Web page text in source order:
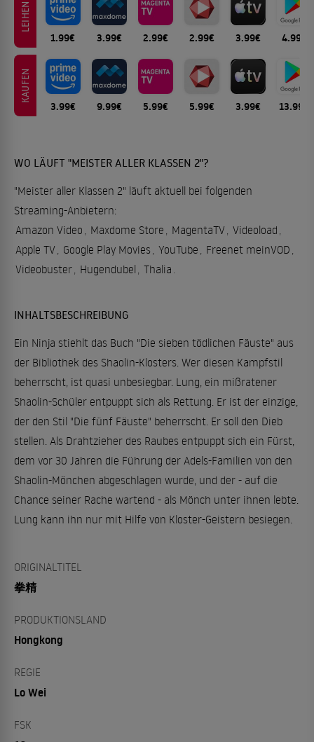
LEIHEN
1.99€ 3.99€ 2.99€ 2.99€ 3.99€ 4.99€
KAUFEN
3.99€ 9.99€ 5.99€ 5.99€ 3.99€ 13.99€
WO LÄUFT "MEISTER ALLER KLASSEN 2"?
"Meister aller Klassen 2" läuft aktuell bei folgenden
Streaming-Anbietern:
Amazon Video , Maxdome Store , MagentaTV, Videoload ,
Apple TV, Google Play Movies, YouTube , Freenet meinVOD ,
Videobuster, Hugendubel , Thalia .
INHALTSBESCHREIBUNG
Ein Ninja stiehlt das Buch "Die sieben tödlichen Fäuste" aus
der Bibliothek des Shaolin-Klosters. Wer diesen Kampfstil
beherrscht, ist quasi unbesiegbar. Lung, ein mißratener
Shaolin-Schüler entpuppt sich als Rettung. Er ist der einzige,
der den Stil "Die fünf Fäuste" beherrscht. Er soll den Dieb
stellen. Als Drahtzieher des Raubes entpuppt sich ein Fürst,
dem vor 30 Jahren die Führung der Adels-Familien von den
Shaolin-Mönchen abgeschlagen wurde, und der - auf die
Chance seiner Rache wartend - als Mönch unter ihnen lebte.
Lung kann ihn nur mit Hilfe von Kloster-Geistern besiegen.
ORIGINALTITEL
拳精
PRODUKTIONSLAND
Hongkong
REGIE
Lo Wei
FSK